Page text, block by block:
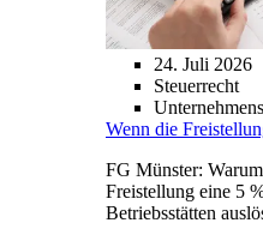
24. Juli 2026
Steuerrecht
Wenn die
FG Münster:
Freistellung eine 5
Betriebsstätten